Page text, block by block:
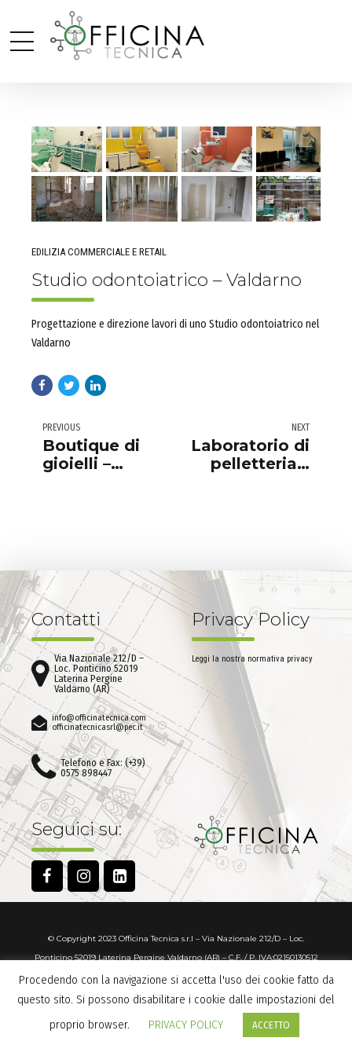
EDILIZIA COMMERCIALE E RETAIL
Studio odontoiatrico – Valdarno
Progettazione e direzione lavori di uno Studio odontoiatrico nel
Valdarno
PREVIOUS
Boutique di
gioielli –
NEXT
Laboratorio di
pelletteria –
Contatti
Via Nazionale 212/D –
Loc. Ponticino 52019
Laterina Pergine
Valdarno (AR)
info@officinatecnica.com
officinatecnicasrl@pec.it
Telefono e Fax: (+39)
0575 898447
Privacy Policy
Leggi la nostra normativa privacy
Seguici su:
© Copyright 2023 Officina Tecnica s.r.l – Via Nazionale 212/D – Loc.
Ponticino 52019 Laterina Pergine Valdarno (AR) – C.F. / P. IVA:02150130512
Capitale Sociale: 10.000,00 Numero REA: AR-165530
POWERED BYTETRASOFT SRL
Procedendo con la navigazione si accetta l'uso dei cookie fatto da
questo sito. Si possono disabilitare i cookie dalle impostazioni del
proprio browser.
PRIVACY POLICY ACCETTO